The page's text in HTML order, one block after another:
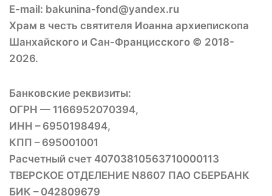
E-mail: bakunina-fond@yandex.ru
Храм в честь святителя Иоанна архиепископа
Шанхайского и Сан-Францисского © 2018-
2026.
Банковские реквизиты:
ОГРН — 1166952070394,
ИНН – 6950198494,
КПП – 695001001
Расчетный счет 40703810563710000113
ТВЕРСКОЕ ОТДЕЛЕНИЕ N8607 ПАО СБЕРБАНК
БИК – 042809679